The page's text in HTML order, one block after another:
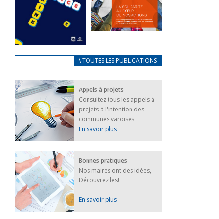
FEUILLETER
au coeur de
nos actions
FEUILLETER
FRANÇAIS/UKRAINIEN
25 avril 2022
Afin
d’accompagner
au mieux les
réfugiés
ukrainiens arrivés
en France,...
FEUILLETER
\ TOUTES LES PUBLICATIONS
Appels à projets
Consultez tous les appels à
projets à l'intention des
communes varoises
En savoir plus
Bonnes pratiques
Nos maires ont des idées,
Découvrez les!
En savoir plus